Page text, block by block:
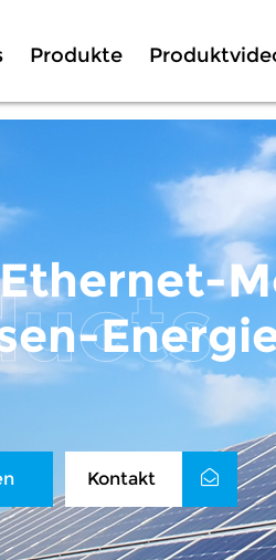
Produkte
Kontakt